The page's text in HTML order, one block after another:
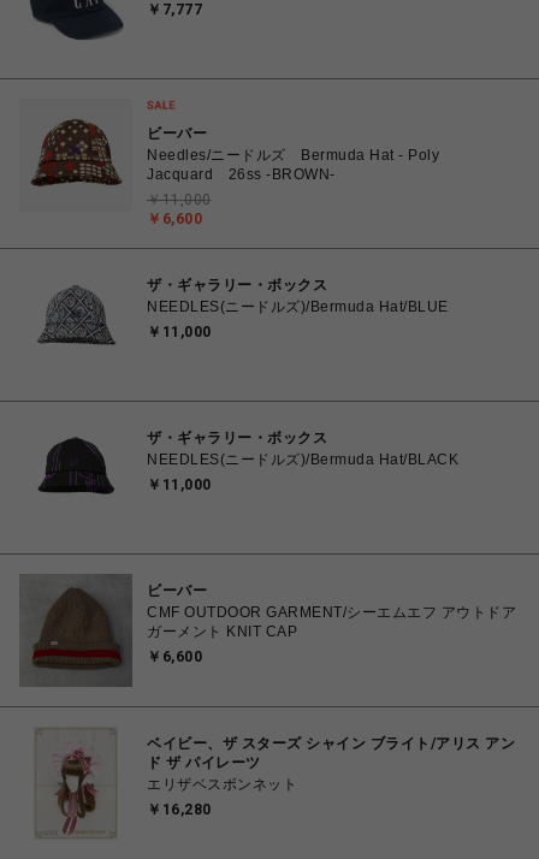
￥7,777
ビーバー
Needles/ニードルズ Bermuda Hat - Poly
Jacquard 26ss -BROWN-
￥6,600
￥11,000
ザ・ギャラリー・ボックス
NEEDLES(ニードルズ)/Bermuda Hat/BLUE
￥11,000
ザ・ギャラリー・ボックス
NEEDLES(ニードルズ)/Bermuda Hat/BLACK
￥11,000
ビーバー
CMF OUTDOOR GARMENT/シーエムエフ アウトドア
ガーメント KNIT CAP
￥6,600
ベイビー、ザ スターズ シャイン ブライト/アリス アン
ド ザ パイレーツ
エリザベスボンネット
￥16,280